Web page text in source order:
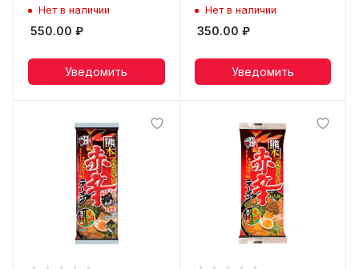
Нет в наличии
550.00 ₽
Уведомить
пачка 166 г
Нет в наличии
350.00 ₽
Уведомить